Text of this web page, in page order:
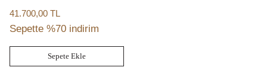
41.700,00 TL
Sepette %70 indirim
Sepete Ekle